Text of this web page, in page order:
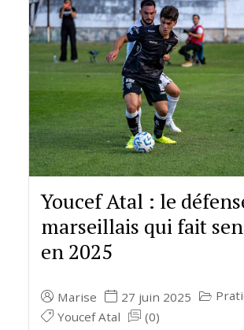
Youcef Atal : le
marseillais qui fait
en 2025
Marise 27 juin 2025
Youcef Atal
(0)